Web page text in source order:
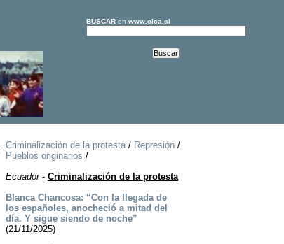
BUSCARen www.olca.cl
Criminalización de la protesta/ Represión/
Pueblos originarios /
Ecuador- Criminalización de la protesta
Blanca Chancosa: “Con la llegada de
los españoles, anocheció a mitad del
día. Y sigue siendo de noche”
(21/11/2025)